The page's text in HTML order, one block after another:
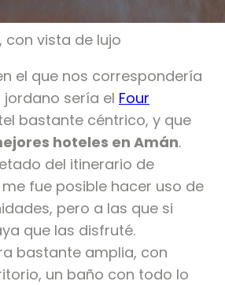
vista de lujo
el que nos correspondería
sería el Four
bastante céntrico, y que
hoteles en Amán.
del itinerario de
fue posible hacer uso de
pero a las que si
que las disfruté.
bastante amplia, con
un baño con todo lo